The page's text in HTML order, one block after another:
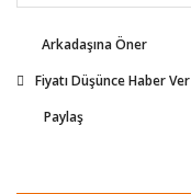
Arkadaşına Öner
Fiyatı Düşünce Haber Ver
Paylaş